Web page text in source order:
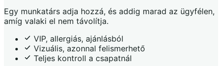
Egy munkatárs adja hozzá, és addig marad az ügyfélen,
amíg valaki el nem távolítja.
VIP, allergiás, ajánlásból
Vizuális, azonnal felismerhető
Teljes kontroll a csapatnál